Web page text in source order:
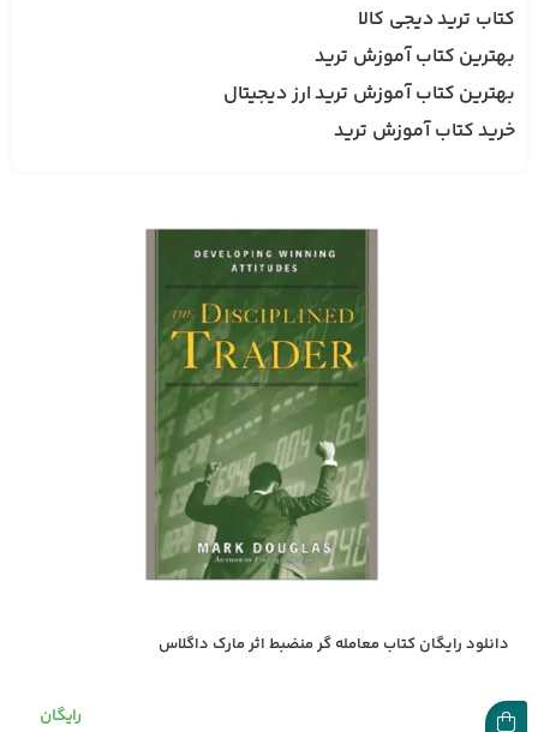
کتاب تریددیجی کالا
بهترین کتاب آموزش ترید
بهترین کتاب آموزش تریدارز دیجیتال
خریدکتاب آموزش ترید
دانلود رایگان کتاب معامله گر منضبط اثر مارک داگلاس
رایگان